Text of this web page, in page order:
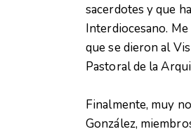
sacerdotes y que
Interdiocesano.
que se dieron al
Pastoral de la
Finalmente, muy
González,